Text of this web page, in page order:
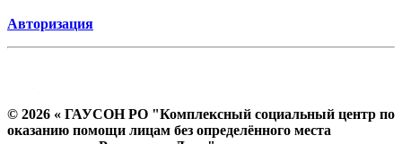
Авторизация
© 2026 « ГАУСОН РО "Комплексный социальный центр по
оказанию помощи лицам без определённого места